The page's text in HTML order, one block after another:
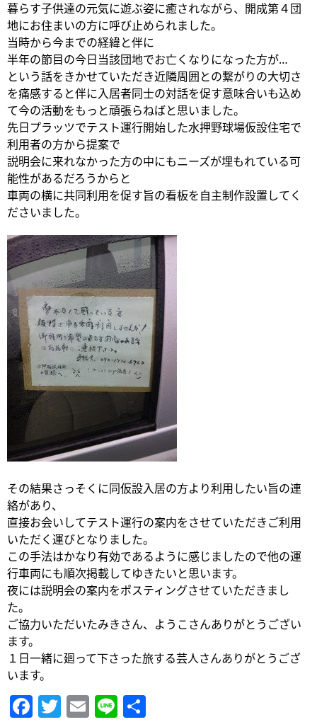
暮らす子供達の元気に遊ぶ姿に癒されながら、開成第４団
地にお住まいの方に呼び止められました。
当時から今までの経緯と伴に
半年の節目の今日当該団地でお亡くなりになった方が…
という話をきかせていただき近隣周囲との繋がりの大切さ
を痛感すると伴に入居者同士の対話を促す意味合いも込め
て今の活動をもっと頑張らねばと思いました。
先日プラッツでテスト運行開始した水押野球場仮設住宅で
利用者の方から提案で
説明会に来れなかった方の中にもニーズが埋もれている可
能性があるだろうからと
車両の横に共同利用を促す旨の看板を自主制作設置してく
ださいました。
その結果さっそくに同仮設入居の方より利用したい旨の連
絡があり、
直接お会いしてテスト運行の案内をさせていただきご利用
いただく運びとなりました。
この手法はかなり有効であるように感じましたので他の運
行車両にも順次掲載してゆきたいと思います。
夜には説明会の案内をポスティングさせていただきまし
た。
ご協力いただいたみきさん、ようこさんありがとうござい
ます。
１日一緒に廻って下さった旅する芸人さんありがとうござ
います。
Facebook
Twitter
Email
Line